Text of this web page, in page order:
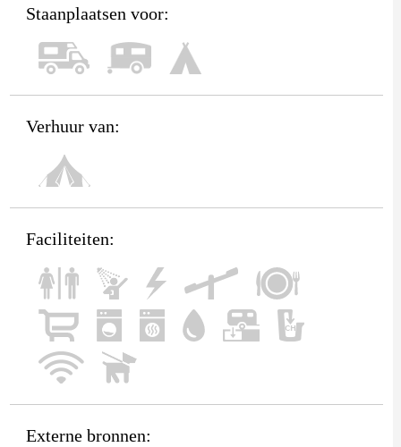
Staanplaatsen voor:
Verhuur van:
Faciliteiten:
Externe bronnen: